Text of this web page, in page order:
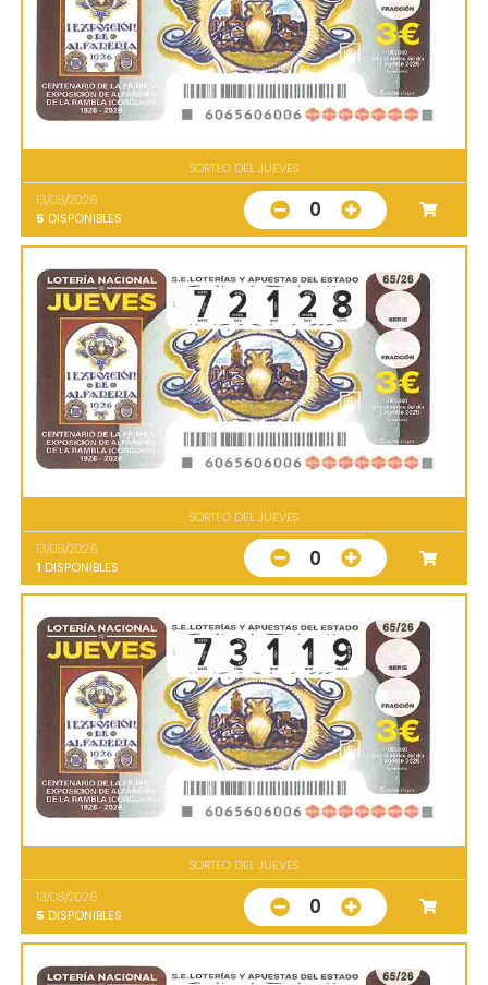
SORTEO DEL JUEVES
13/08/2026
5 DISPONIBLES 0
SORTEO DEL JUEVES
13/08/2026
1 DISPONIBLES 0
SORTEO DEL JUEVES
13/08/2026
5 DISPONIBLES 0